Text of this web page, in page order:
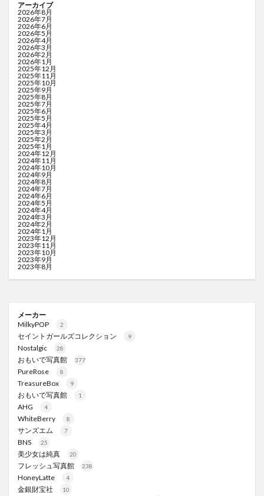
アーカイブ
2026年8月
2026年7月
2026年6月
2026年5月
2026年4月
2026年3月
2026年2月
2026年1月
2025年12月
2025年11月
2025年10月
2025年9月
2025年8月
2025年7月
2025年6月
2025年5月
2025年4月
2025年3月
2025年2月
2025年1月
2024年12月
2024年11月
2024年10月
2024年9月
2024年8月
2024年7月
2024年6月
2024年5月
2024年4月
2024年3月
2024年2月
2024年1月
2023年12月
2023年11月
2023年10月
2023年9月
2023年8月
メーカー
MilkyPOP
2
セイントガールズコレクション 9
Nostalgic 28
おもいで写真館 377
PureRose 8
TreasureBox 9
おもいで写真館 1
AHG 4
WhiteBerry 8
サンズエム 7
BNS 25
美少女は純真 20
フレッシュ写真館 238
HoneyLatte 4
金銀財宝社 10